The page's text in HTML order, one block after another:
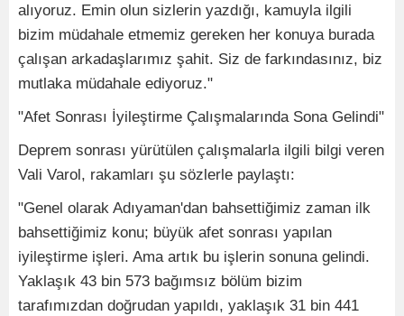
alıyoruz. Emin olun sizlerin yazdığı, kamuyla ilgili
bizim müdahale etmemiz gereken her konuya burada
çalışan arkadaşlarımız şahit. Siz de farkındasınız, biz
mutlaka müdahale ediyoruz."
"Afet Sonrası İyileştirme Çalışmalarında Sona Gelindi"
Deprem sonrası yürütülen çalışmalarla ilgili bilgi veren
Vali Varol, rakamları şu sözlerle paylaştı:
"Genel olarak Adıyaman'dan bahsettiğimiz zaman ilk
bahsettiğimiz konu; büyük afet sonrası yapılan
iyileştirme işleri. Ama artık bu işlerin sonuna gelindi.
Yaklaşık 43 bin 573 bağımsız bölüm bizim
tarafımızdan doğrudan yapıldı, yaklaşık 31 bin 441